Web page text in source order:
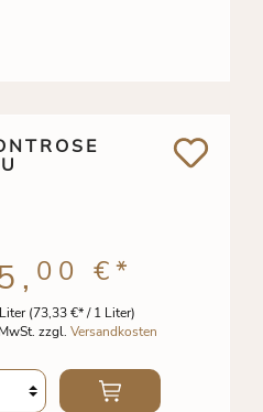
(73,33 €* / 1 Liter)
zzgl. Versandkosten
00 €*